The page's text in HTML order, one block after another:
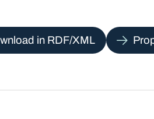
in RDF/XML